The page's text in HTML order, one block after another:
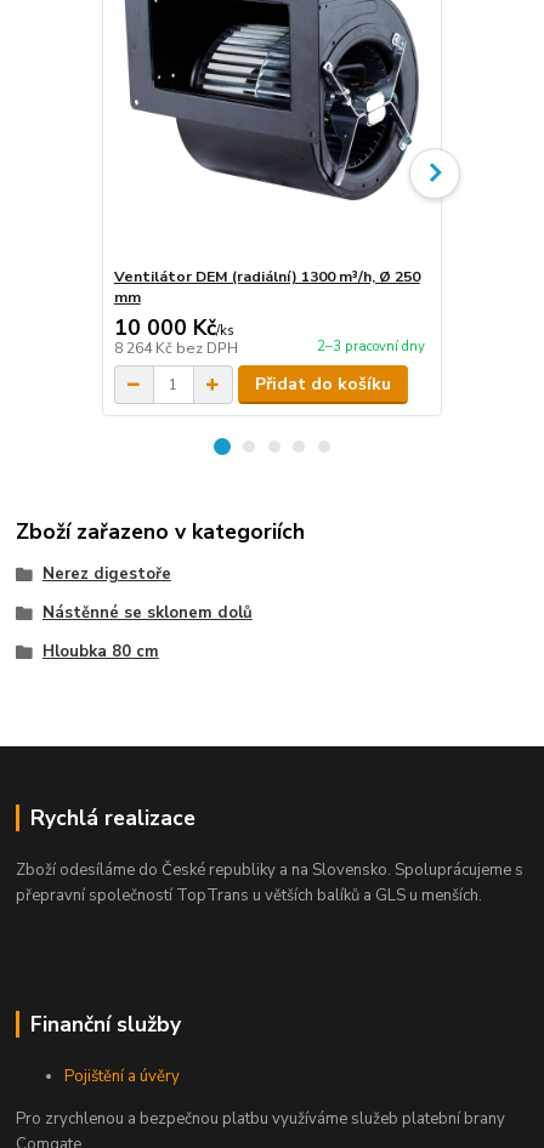
Ventilátor DEM (radiální) 1300 m³/h, Ø 250
mm
10 000 Kč/ks
8 264 Kč bez DPH 2–3 pracovní dny
Přidat do košíku
Zboží zařazeno v kategoriích
Nerez digestoře
Nástěnné se sklonem dolů
Hloubka 80 cm
Rychlá realizace
Zboží odesíláme do České republiky a na Slovensko. Spoluprácujeme s
přepravní společností TopTrans u větších balíků a GLS u menších.
Finanční služby
Pojištění a úvěry
Pro zrychlenou a bezpečnou platbu využíváme služeb platební brany